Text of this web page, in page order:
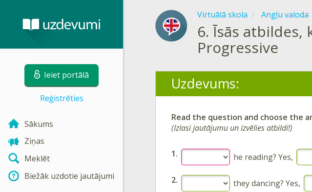
Ieiet portālā
Reģistrēties
Sākums
Ziņas
Meklēt
Biežāk uzdotie jautājumi
Virtuālā skola Angļu valoda
6. Īsās atbildes,
Progressive
Uzdevums:
Read the question and choose the
(Izlasi jautājumu un izvēlies atbildi!)
he reading? Yes,
they dancing? Yes,